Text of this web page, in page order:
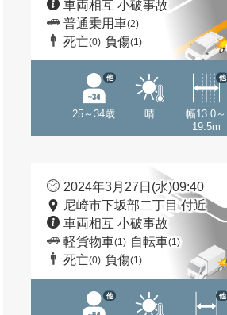
車両相互 小破事故
普通乗用車(2)
死亡(0) 負傷(1)
25～34歳
他
晴
幅13.0～
19.5m
他
2024年3月27日(水)09:40
尼崎市下坂部二丁目 付近
車両相互 小破事故
軽貨物車(1) 自転車(1)
死亡(0) 負傷(1)
他 他